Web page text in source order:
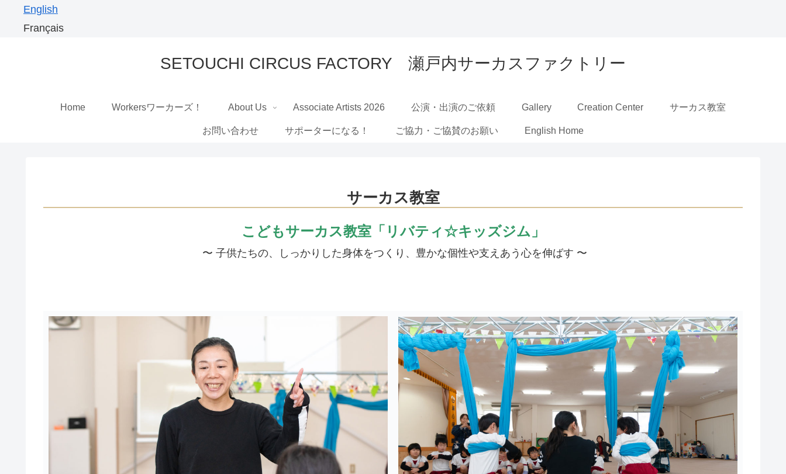
English
Français
SETOUCHI CIRCUS FACTORY 瀬戸内サーカスファクトリー
Home Workersワーカーズ！ About Us Associate Artists 2026 公演・出演のご依頼 Gallery Creation Center サーカス教室
お問い合わせ サポーターになる！ ご協力・ご協賛のお願い English Home
サーカス教室
こどもサーカス教室「リバティ☆キッズジム」
〜 子供たちの、しっかりした身体をつくり、豊かな個性や支えあう心を伸ばす 〜